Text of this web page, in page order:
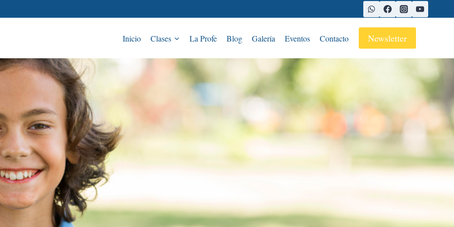
Inicio Clases La Profe Blog Galería Eventos Contacto Newsletter